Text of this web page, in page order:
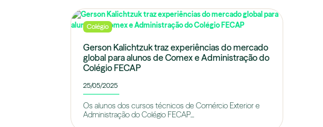
Colégio
Gerson Kalichtzuk traz experiências do mercado
global para alunos de Comex e Administração do
Colégio FECAP
25/05/2025
Os alunos dos cursos técnicos de Comércio Exterior e
Administração do Colégio FECAP...